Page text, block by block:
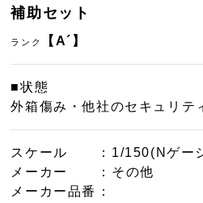
補助セット
ランク 【A´】
■状態
外箱傷み・他社のセキュリテ
スケール
：1/150(Nゲー
メーカー
：その他
メーカー品番
：